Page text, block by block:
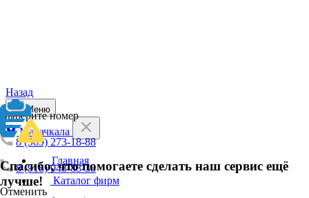
Назад
Выберите номер
8 (989) 273-18-88
8 (918) 048-88-38
Отменить
Спасибо, что помогаете сделать наш сервис ещё
лучше!
Меню
Махачкала
Главная
Каталог фирм